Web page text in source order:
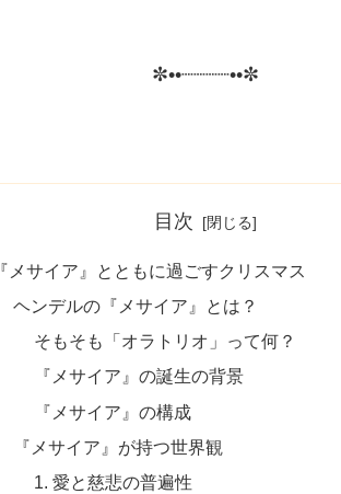
✼••┈┈┈┈••✼
目次
『メサイア』とともに過ごすクリスマス
ヘンデルの『メサイア』とは？
そもそも「オラトリオ」って何？
『メサイア』の誕生の背景
『メサイア』の構成
『メサイア』が持つ世界観
1. 愛と慈悲の普遍性